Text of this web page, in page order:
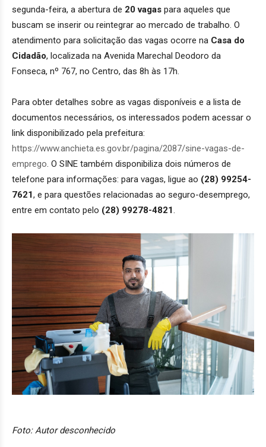
segunda-feira, a abertura de 20 vagas para aqueles que
buscam se inserir ou reintegrar ao mercado de trabalho. O
atendimento para solicitação das vagas ocorre na Casa do
Cidadão, localizada na Avenida Marechal Deodoro da
Fonseca, nº 767, no Centro, das 8h às 17h.
Para obter detalhes sobre as vagas disponíveis e a lista de
documentos necessários, os interessados podem acessar o
link disponibilizado pela prefeitura:
https://www.anchieta.es.gov.br/pagina/2087/sine-vagas-de-
emprego . O SINE também disponibiliza dois números de
telefone para informações: para vagas, ligue ao (28) 99254-
7621, e para questões relacionadas ao seguro-desemprego,
entre em contato pelo (28) 99278-4821
Foto: Autor desconhecido